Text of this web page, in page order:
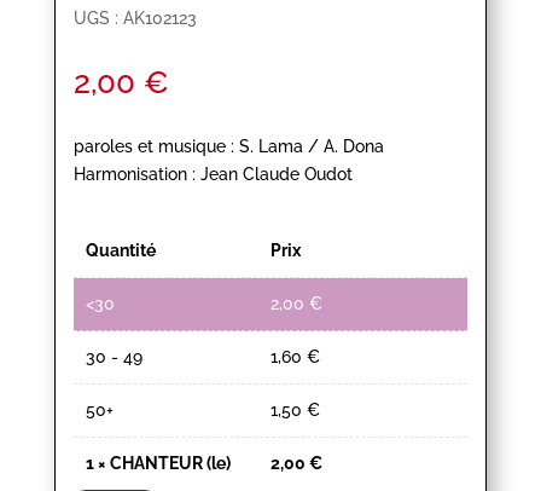
UGS : AK102123
2,00 €
paroles et musique : S. Lama / A. Dona
Harmonisation : Jean Claude Oudot
Quantité Prix
<30 2,00 €
30 - 49 1,60 €
50+ 1,50 €
1× CHANTEUR (le) 2,00 €